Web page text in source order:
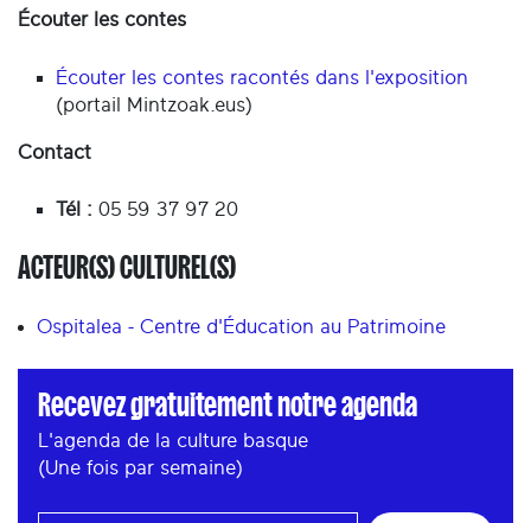
Écouter les contes
Écouter les contes racontés dans l'exposition
(portail Mintzoak.eus)
Contact
Tél : 05 59 37 97 20
ACTEUR(S) CULTUREL(S)
Ospitalea - Centre d'Éducation au Patrimoine
Recevez gratuitement notre agenda
L'agenda de la culture basque
(Une fois par semaine)